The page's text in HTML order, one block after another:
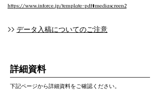
https://www.inforce.jp/template-pdf#mediascreen2
>> データ入稿についてのご注意
詳細資料
下記ページから詳細資料をご確認ください。